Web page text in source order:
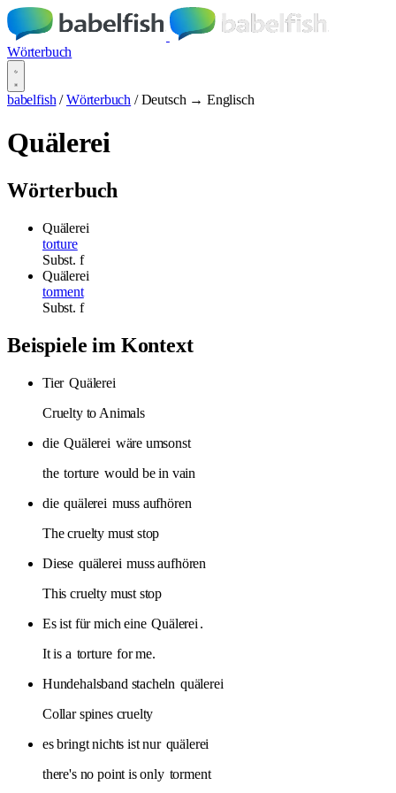
Wörterbuch
babelfish / Wörterbuch / Deutsch → Englisch
Quälerei
Wörterbuch
Quälerei
torture
Subst. f
Quälerei
torment
Subst. f
Beispiele im Kontext
Tier Quälerei
Cruelty to Animals
die Quälerei wäre umsonst
the torture would be in vain
die quälerei muss aufhören
The cruelty must stop
Diese quälerei muss aufhören
This cruelty must stop
Es ist für mich eine Quälerei .
It is a torture for me.
Hundehalsband stacheln quälerei
Collar spines cruelty
es bringt nichts ist nur quälerei
there's no point is only torment